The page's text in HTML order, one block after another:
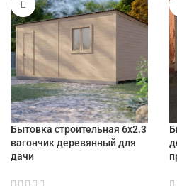
Бытовка строительная 6х2.3
вагончик деревянный для
дачи